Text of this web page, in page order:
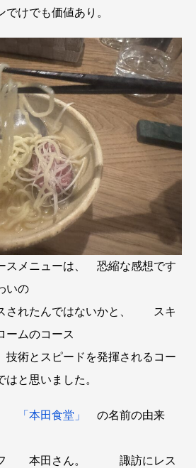
けでも価値あり。
スメニューは、 恐縮な感想です
いの
されたんではないかと、 スキ
ムのコース
技術とスピードを発揮されるコー
と思いました。
「本田食堂」
の名前の由来
フ 本田さん。 諏訪にレス